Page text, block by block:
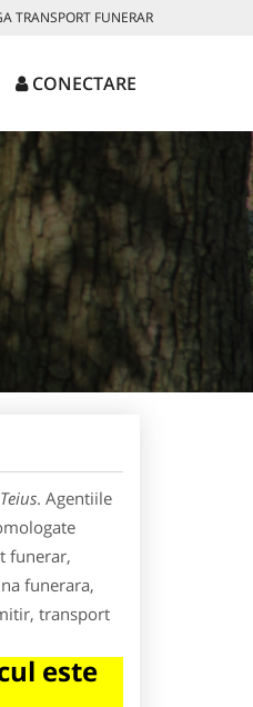
TRANSPORT FUNERAR
CONECTARE
. Agentiile
funerar,
funerara,
transport
este